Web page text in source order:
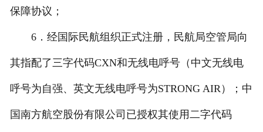
保障协议；
6．经国际民航组织正式注册，民航局空管局向
其指配了三字代码CXN和无线电呼号（中文无线电
呼号为自强、英文无线电呼号为STRONG AIR）；中
国南方航空股份有限公司已授权其使用二字代码